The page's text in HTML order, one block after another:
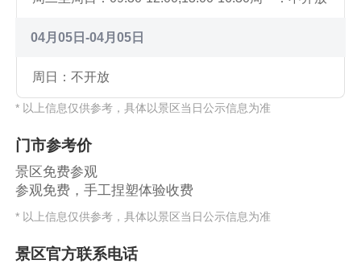
04月05日-04月05日
周日：不开放
* 以上信息仅供参考，具体以景区当日公示信息为准
门市参考价
景区免费参观
参观免费，手工捏塑体验收费
* 以上信息仅供参考，具体以景区当日公示信息为准
景区官方联系电话